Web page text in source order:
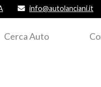
info@autolanciani.it
Cerca Auto